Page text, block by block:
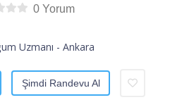
0 Yorum
Uzmanı - Ankara
Şimdi Randevu Al